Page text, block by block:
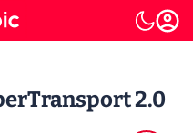
2.0